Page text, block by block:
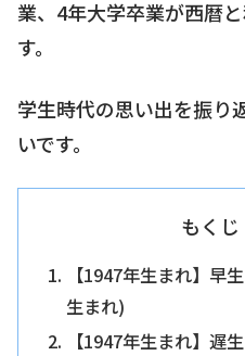
業、4年大学卒業が西暦
す。
学生時代の思い出を振り
いです。
もくじ
【1947年生まれ】早
生まれ)
【1947年生まれ】遅